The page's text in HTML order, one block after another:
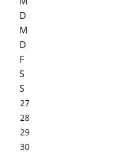
D
M
D
F
S
S
27
28
29
30